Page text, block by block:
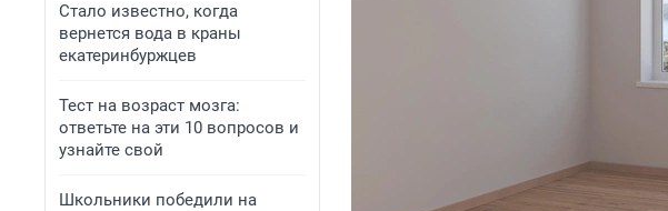
Стало известно, когда
вернется вода в краны
екатеринбуржцев
Тест на возраст мозга:
ответьте на эти 10 вопросов и
узнайте свой
Школьники победили на